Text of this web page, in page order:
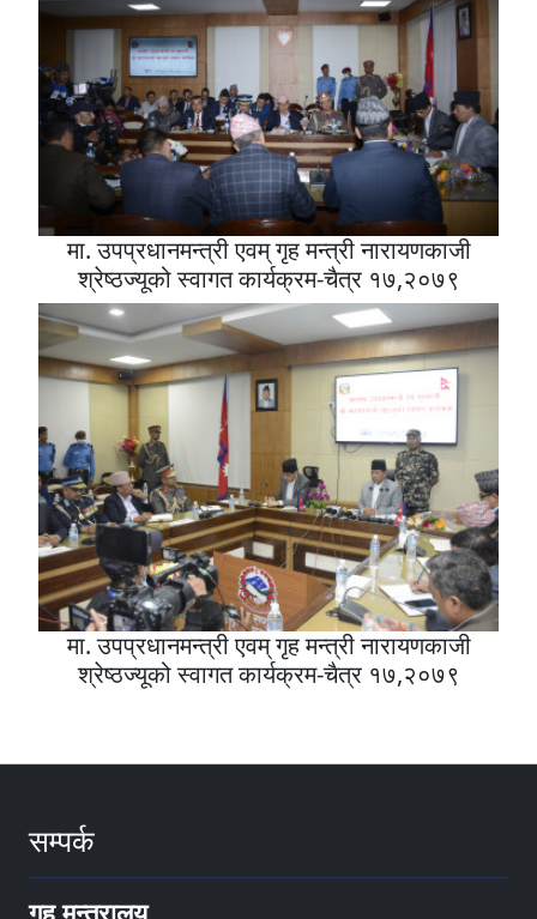
मा. उपप्रधानमन्त्री एवम् गृह मन्त्री नारायणकाजी
श्रेष्ठज्यूको स्वागत कार्यक्रम-चैत्र १७,२०७९
मा. उपप्रधानमन्त्री एवम् गृह मन्त्री नारायणकाजी
श्रेष्ठज्यूको स्वागत कार्यक्रम-चैत्र १७,२०७९
सम्पर्क